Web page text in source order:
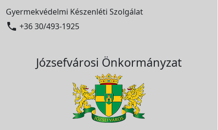
Gyermekvédelmi Készenléti Szolgálat
 +36 30/493-1925
Józsefvárosi Önkormányzat